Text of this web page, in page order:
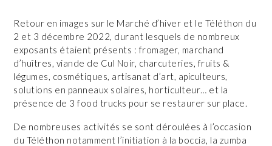
Retour en images sur le Marché d’hiver et le Téléthon du
2 et 3 décembre 2022, durant lesquels de nombreux
exposants étaient présents : fromager, marchand
d’huîtres, viande de Cul Noir, charcuteries, fruits &
légumes, cosmétiques, artisanat d’art, apiculteurs,
solutions en panneaux solaires, horticulteur… et la
présence de 3 food trucks pour se restaurer sur place.
De nombreuses activités se sont déroulées à l’occasion
du Téléthon notamment l’initiation à la boccia, la zumba